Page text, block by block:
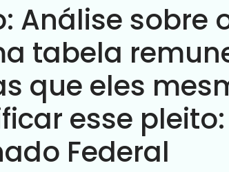
Análise sobre
tabela
que eles
esse
Federal